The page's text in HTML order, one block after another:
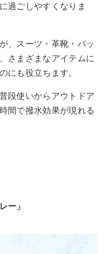
過ごしやすくなりま
、スーツ・革靴・バッ
さまざまなアイテムに
にも役立ちます。
段使いからアウトドア
間で撥水効果が現れる
ー」